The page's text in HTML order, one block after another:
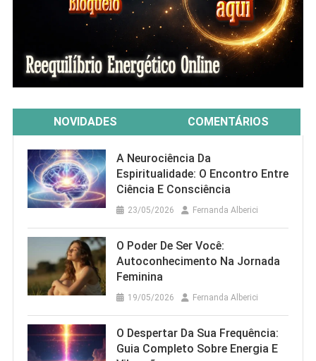
NOVIDADES COMENTÁRIOS
A Neurociência Da
Espiritualidade: O Encontro Entre
Ciência E Consciência
23/05/2026 Fernanda Alberici
O Poder De Ser Você:
Autoconhecimento Na Jornada
Feminina
19/05/2026 Fernanda Alberici
O Despertar Da Sua Frequência:
Guia Completo Sobre Energia E